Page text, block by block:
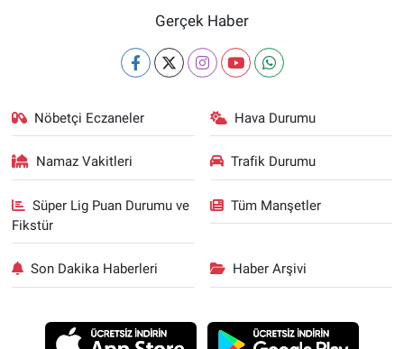
Gerçek Haber
Nöbetçi Eczaneler Hava Durumu
Namaz Vakitleri Trafik Durumu
Süper Lig Puan Durumu ve
Fikstür
Tüm Manşetler
Son Dakika Haberleri Haber Arşivi